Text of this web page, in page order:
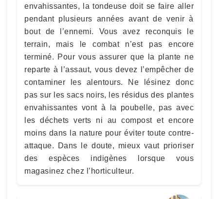
envahissantes, la tondeuse doit se faire aller
pendant plusieurs années avant de venir à
bout de l’ennemi. Vous avez reconquis le
terrain, mais le combat n’est pas encore
terminé. Pour vous assurer que la plante ne
reparte à l’assaut, vous devez l’empêcher de
contaminer les alentours. Ne lésinez donc
pas sur les sacs noirs, les résidus des plantes
envahissantes vont à la poubelle, pas avec
les déchets verts ni au compost et encore
moins dans la nature pour éviter toute contre-
attaque. Dans le doute, mieux vaut prioriser
des espèces indigènes lorsque vous
magasinez chez l’horticulteur.